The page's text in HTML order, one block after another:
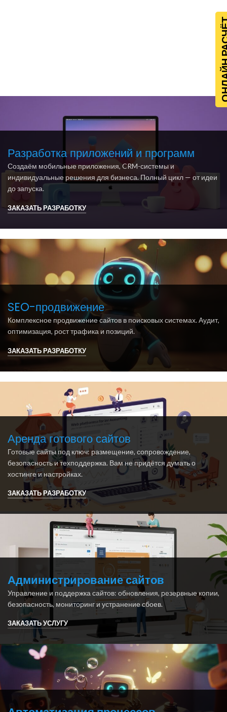
Разработка приложений и программ
Создаём мобильные приложения, CRM-системы и
индивидуальные решения для бизнеса. Полный цикл — от идеи
до запуска.
ЗАКАЗАТЬ РАЗРАБОТКУ
SEO-продвижение
Комплексное продвижение сайтов в поисковых системах. Аудит,
оптимизация, рост трафика и позиций.
ЗАКАЗАТЬ РАЗРАБОТКУ
Аренда готового сайтов
Готовые сайты под ключ: размещение, сопровождение,
безопасность и техподдержка. Вам не придётся думать о
хостинге и настройках.
ЗАКАЗАТЬ РАЗРАБОТКУ
Администрирование сайтов
Управление и поддержка сайтов: обновления, резервные копии,
безопасность, мониторинг и устранение сбоев.
ЗАКАЗАТЬ УСЛУГУ